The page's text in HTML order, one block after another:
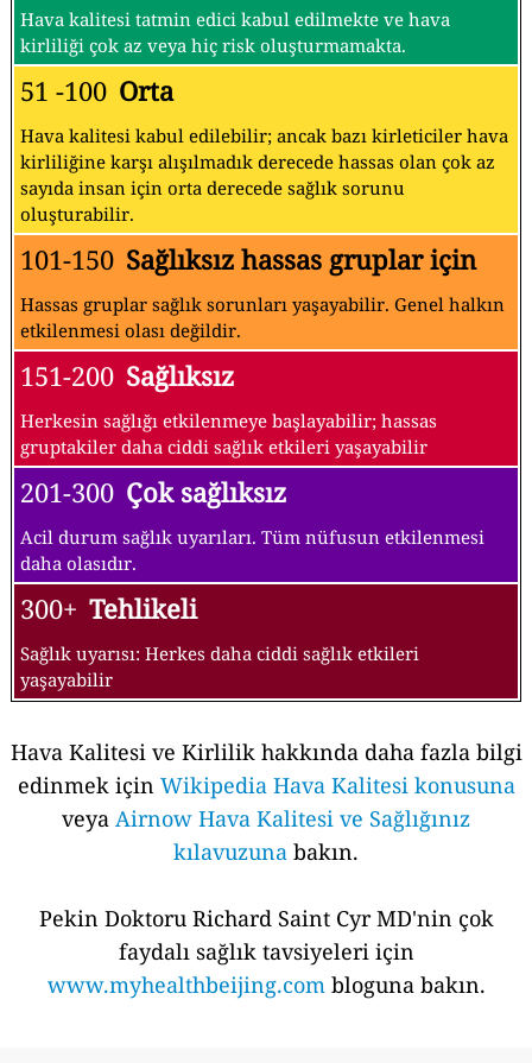
Hava kalitesi tatmin edici kabul edilmekte ve hava
kirliliği çok az veya hiç risk oluşturmamakta.
51 -100 Orta
Hava kalitesi kabul edilebilir; ancak bazı kirleticiler hava
kirliliğine karşı alışılmadık derecede hassas olan çok az
sayıda insan için orta derecede sağlık sorunu
oluşturabilir.
101-150 Sağlıksız hassas gruplar için
Hassas gruplar sağlık sorunları yaşayabilir. Genel halkın
etkilenmesi olası değildir.
151-200 Sağlıksız
Herkesin sağlığı etkilenmeye başlayabilir; hassas
gruptakiler daha ciddi sağlık etkileri yaşayabilir
201-300 Çok sağlıksız
Acil durum sağlık uyarıları. Tüm nüfusun etkilenmesi
daha olasıdır.
300+ Tehlikeli
Sağlık uyarısı: Herkes daha ciddi sağlık etkileri
yaşayabilir
Hava Kalitesi ve Kirlilik hakkında daha fazla bilgi
edinmek için Wikipedia Hava Kalitesi konusuna
veya Airnow Hava Kalitesi ve Sağlığınız
kılavuzuna bakın.
Pekin Doktoru Richard Saint Cyr MD'nin çok
faydalı sağlık tavsiyeleri için
www.myhealthbeijing.combloguna bakın.